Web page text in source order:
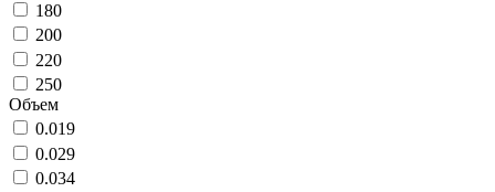
180
200
220
250
Объем
0.019
0.029
0.034